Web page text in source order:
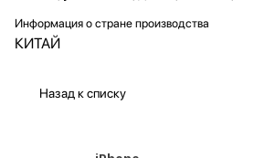
Информация о стране производства
КИТАЙ
Назад к списку